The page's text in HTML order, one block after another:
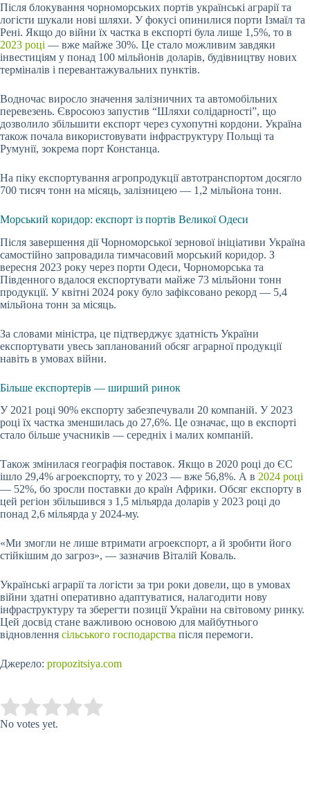
Після блокування чорноморських портів українські аграрії та
логісти шукали нові шляхи. У фокусі опинилися порти Ізмаїл та
Рені. Якщо до війни їх частка в експорті була лише 1,5%, то в
2023 році — вже майже 30%. Це стало можливим завдяки
інвестиціям у понад 100 мільйонів доларів, будівництву нових
терміналів і перевантажувальних пунктів.
Водночас виросло значення залізничних та автомобільних
перевезень. Євросоюз запустив “Шляхи солідарності”, що
дозволило збільшити експорт через сухопутні кордони. Україна
також почала використовувати інфраструктуру Польщі та
Румунії, зокрема порт Констанца.
На піку експортування агропродукції автотранспортом досягло
700 тисяч тонн на місяць, залізницею — 1,2 мільйона тонн.
Морський коридор: експорт із портів Великої Одеси
Після завершення дії Чорноморської зернової ініціативи Україна
самостійно запровадила тимчасовий морський коридор. З
вересня 2023 року через порти Одеси, Чорноморська та
Південного вдалося експортувати майже 73 мільйони тонн
продукції. У квітні 2024 року було зафіксовано рекорд — 5,4
мільйона тонн за місяць.
За словами міністра, це підтверджує здатність України
експортувати увесь запланований обсяг аграрної продукції
навіть в умовах війни.
Більше експортерів — ширший ринок
У 2021 році 90% експорту забезпечували 20 компаній. У 2023
році їх частка зменшилась до 27,6%. Це означає, що в експорті
стало більше учасників — середніх і малих компаній.
Також змінилася географія поставок. Якщо в 2020 році до ЄС
ішло 29,4% агроекспорту, то у 2023 — вже 56,8%. А в 2024 році
— 52%, бо зросли поставки до країн Африки. Обсяг експорту в
цей регіон збільшився з 1,5 мільярда доларів у 2023 році до
понад 2,6 мільярда у 2024-му.
«Ми змогли не лише втримати агроекспорт, а й зробити його
стійкішим до загроз», — зазначив Віталій Коваль.
Українські аграрії та логісти за три роки довели, що в умовах
війни здатні оперативно адаптуватися, налагодити нову
інфраструктуру та зберегти позиції України на світовому ринку.
Цей досвід стане важливою основою для майбутнього
відновлення сільського господарства після перемоги.
Джерело: propozitsiya.com
Rate this item:
No votes yet.